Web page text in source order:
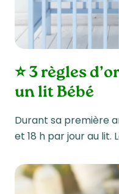
⭐ 3 règles
un lit Bébé
Durant sa première
et 18 h par jour au lit.